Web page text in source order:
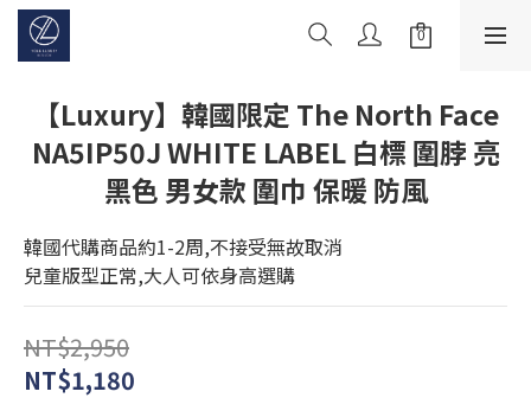
【Luxury】韓國限定 The North Face
NA5IP50J WHITE LABEL 白標 圍脖 亮
黑色 男女款 圍巾 保暖 防風
韓國代購商品約1-2周,不接受無故取消
兒童版型正常,大人可依身高選購
NT$2,950
NT$1,180